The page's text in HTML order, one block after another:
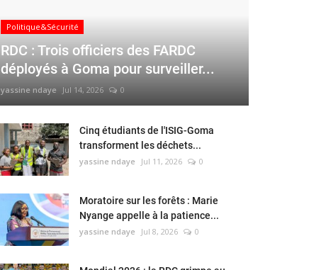
Politique&Sécurité
RDC : Trois officiers des FARDC
déployés à Goma pour surveiller...
yassine ndaye Jul 14, 2026 0
Cinq étudiants de l'ISIG-Goma
transforment les déchets...
yassine ndaye Jul 11, 2026 0
Moratoire sur les forêts : Marie
Nyange appelle à la patience...
yassine ndaye Jul 8, 2026 0